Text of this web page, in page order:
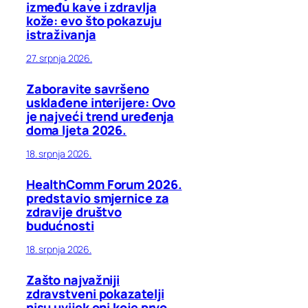
između kave i zdravlja
kože: evo što pokazuju
istraživanja
27. srpnja 2026.
Zaboravite savršeno
usklađene interijere: Ovo
je najveći trend uređenja
doma ljeta 2026.
18. srpnja 2026.
HealthComm Forum 2026.
predstavio smjernice za
zdravije društvo
budućnosti
18. srpnja 2026.
Zašto najvažniji
zdravstveni pokazatelji